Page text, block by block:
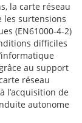
la carte réseau
les surtensions
(EN61000-4-2)
difficiles
au support
réseau
l’acquisition de
autonome